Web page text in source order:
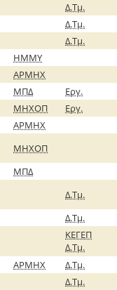
Δ.Τμ.
Δ.Τμ.
Δ.Τμ.
ΗΜΜΥ
ΑΡΜΗΧ
ΜΠΔ
Εργ.
ΜΗΧΟΠ
Εργ.
ΑΡΜΗΧ
ΜΗΧΟΠ
ΜΠΔ
Δ.Τμ.
Δ.Τμ.
ΚΕΓΕΠ
Δ.Τμ.
ΑΡΜΗΧ
Δ.Τμ.
Δ.Τμ.